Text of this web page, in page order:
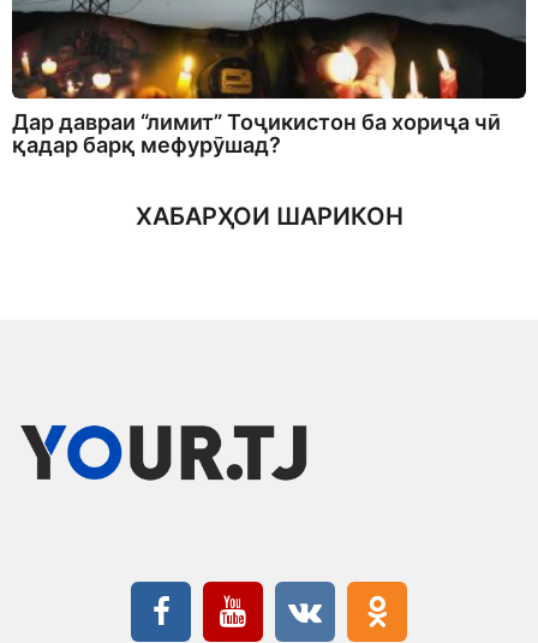
Дар давраи “лимит” Тоҷикистон ба хориҷа чӣ
қадар барқ мефурӯшад?
ХАБАРҲОИ ШАРИКОН